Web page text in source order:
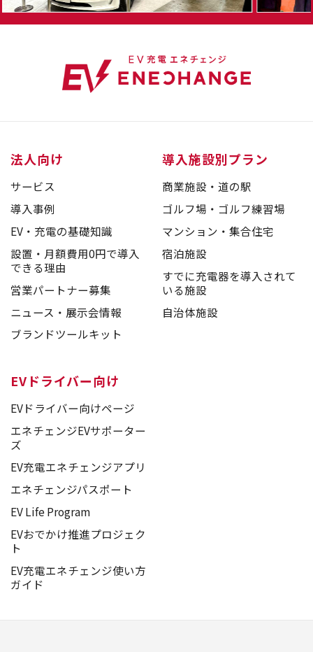
法人向け
サービス
導入事例
EV・充電の基礎知識
設置・月額費用0円で導入
できる理由
営業パートナー募集
ニュース・展示会情報
ブランドツールキット
導入施設別プラン
商業施設・道の駅
ゴルフ場・ゴルフ練習場
マンション・集合住宅
宿泊施設
すでに充電器を導入されて
いる施設
自治体施設
EVドライバー向け
EVドライバー向けページ
エネチェンジEVサポーター
ズ
EV充電エネチェンジアプリ
エネチェンジパスポート
EV Life Program
EVおでかけ推進プロジェク
ト
EV充電エネチェンジ使い方
ガイド